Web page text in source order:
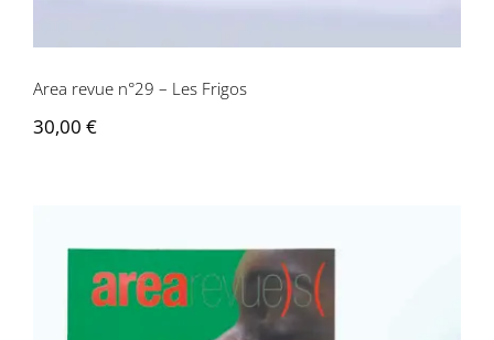
Area revue n°29 – Les Frigos
30,00 €